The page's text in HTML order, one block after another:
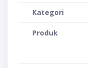
Kategori
Produk